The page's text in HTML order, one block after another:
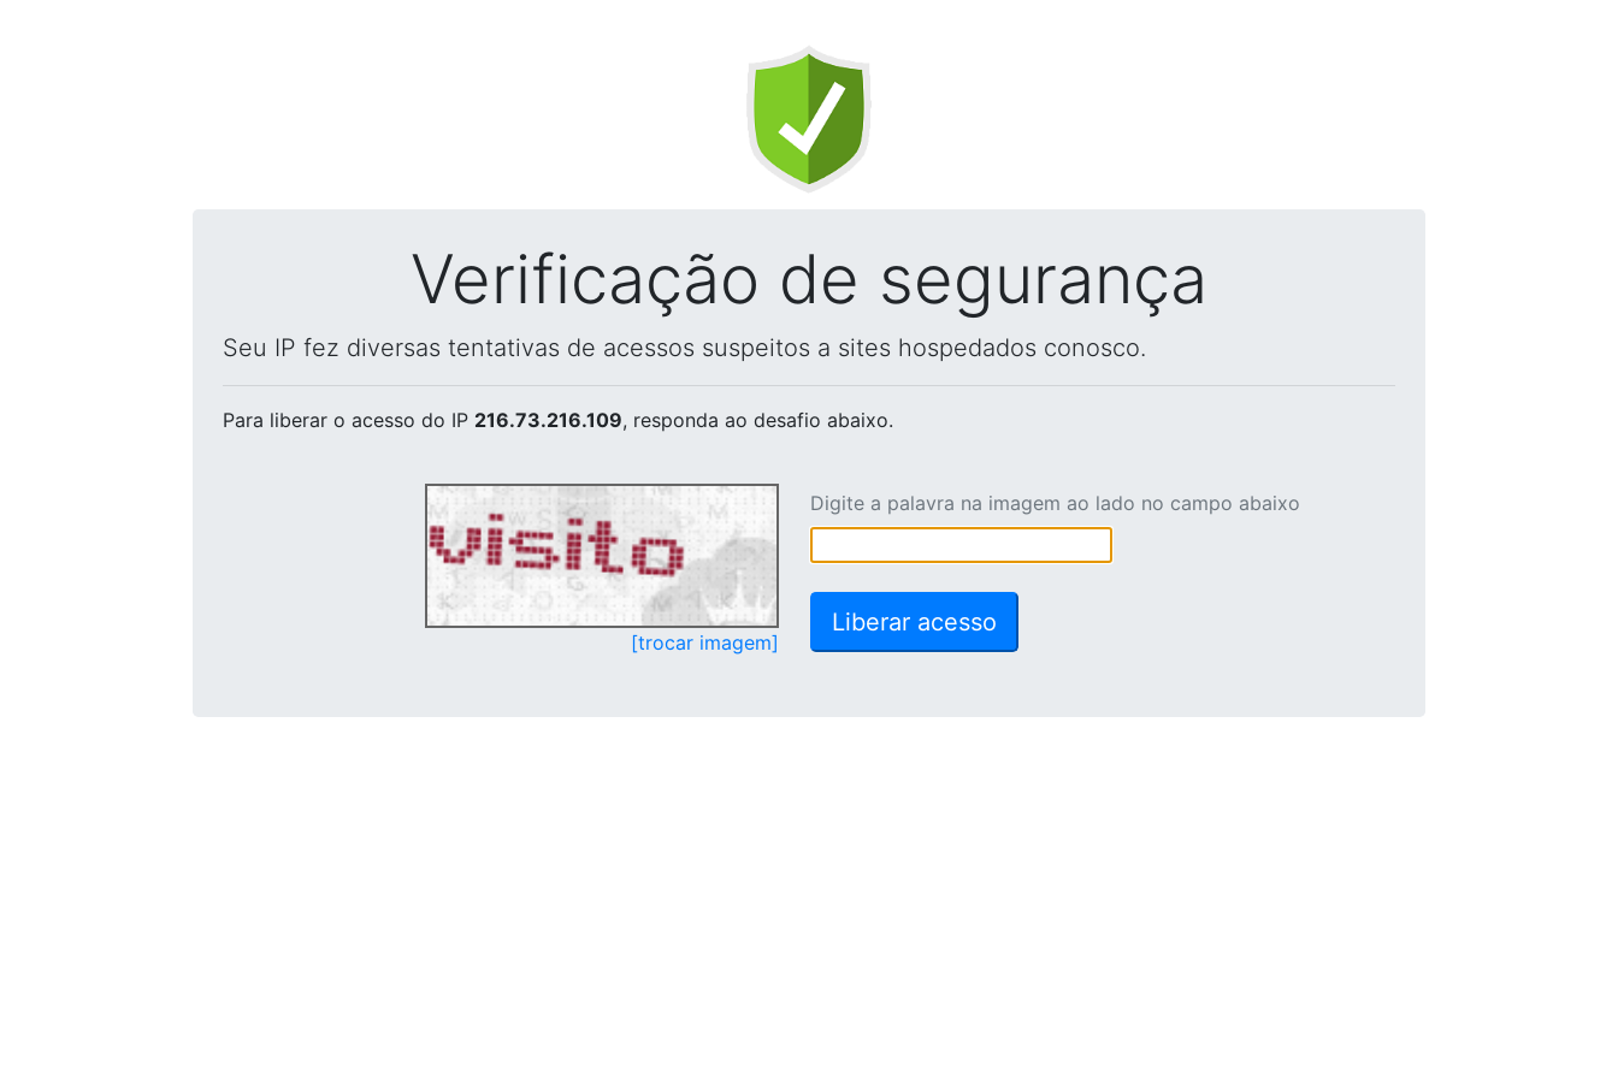
Verificação de segurança
Seu IP fez diversas tentativas de acessos suspeitos a sites hospedados conosco.
Para liberar o acesso do IP 216.73.216.109, responda ao desafio abaixo.
[trocar imagem]
Digite a palavra na imagem ao lado no campo abaixo